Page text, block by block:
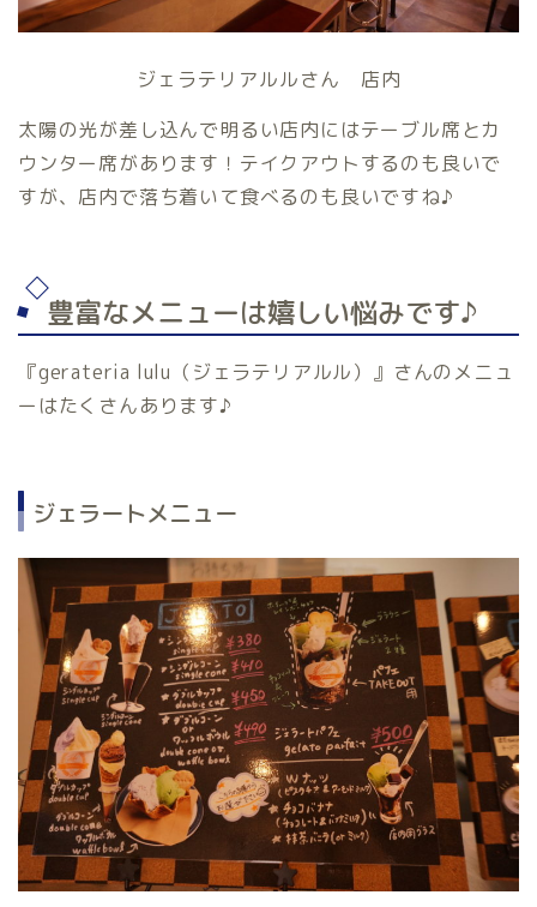
ジェラテリアルルさん 店内
太陽の光が差し込んで明るい店内にはテーブル席とカ
ウンター席があります！テイクアウトするのも良いで
すが、店内で落ち着いて食べるのも良いですね♪
豊富なメニューは嬉しい悩みです♪
『gerateria lulu（ジェラテリアルル）』さんのメニュ
ーはたくさんあります♪
ジェラートメニュー